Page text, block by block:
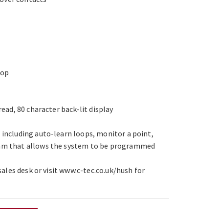
80 character back-lit display
including auto-learn loops, monitor a point,
that allows the system to be programmed
desk or visit www.c-tec.co.uk/hush for